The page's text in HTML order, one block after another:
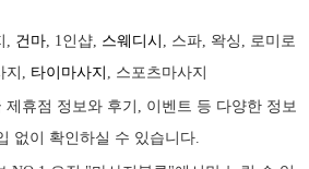
, 건마, 1인샵, 스웨디시 , 스파, 왁싱, 로미로
지, 타이마사지 , 스포츠마사지
제휴점 정보와 후기, 이벤트 등 다양한 정보
없이 확인하실 수 있습니다.